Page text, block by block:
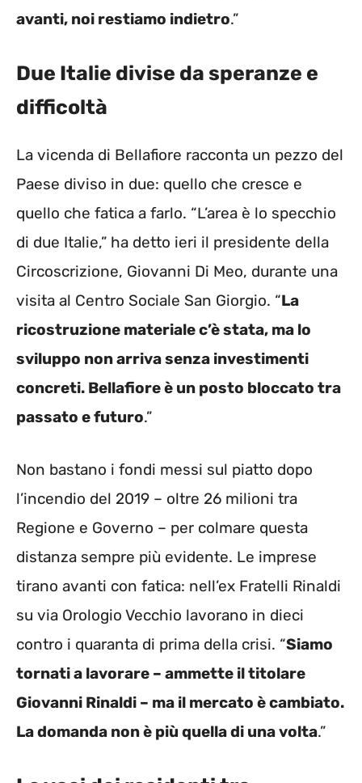
avanti, noi restiamo indietro.”
Due Italie divise da speranze e
difficoltà
La vicenda di Bellafiore racconta un pezzo del
Paese diviso in due: quello che cresce e
quello che fatica a farlo. “L’area è lo specchio
di due Italie,” ha detto ieri il presidente della
Circoscrizione, Giovanni Di Meo, durante una
visita al Centro Sociale San Giorgio. “La
ricostruzione materiale c’è stata, ma lo
sviluppo non arriva senza investimenti
concreti. Bellafiore è un posto bloccato tra
passato e futuro.”
Non bastano i fondi messi sul piatto dopo
l’incendio del 2019 – oltre 26 milioni tra
Regione e Governo – per colmare questa
distanza sempre più evidente. Le imprese
tirano avanti con fatica: nell’ex Fratelli Rinaldi
su via Orologio Vecchio lavorano in dieci
contro i quaranta di prima della crisi. “Siamo
tornati a lavorare – ammette il titolare
Giovanni Rinaldi – ma il mercato è cambiato.
La domanda non è più quella di una volta.”